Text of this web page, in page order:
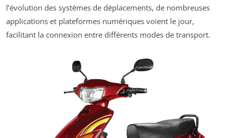
l’évolution des systèmes de déplacements, de nombreuses
applications et plateformes numériques voient le jour,
facilitant la connexion entre différents modes de transport.